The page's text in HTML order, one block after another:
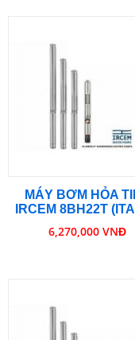
MÁY BƠM HỎA
IRCEM 8BH22T
6,270,000 VNĐ